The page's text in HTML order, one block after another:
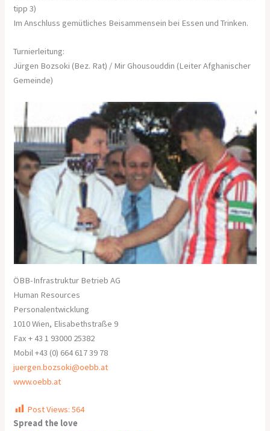
tipp 3)
Im Anschluss gemütliches Beisammensein bei Essen und Trinken.
Turnierleitung:
Jürgen Bozsoki (Bez. Rat) / Mir Ghousouddin (Leiter Afghanischer
Gemeinde)
ÖBB-Infrastruktur Betrieb AG
Human Resources
Personalentwicklung
1010 Wien, Elisabethstraße 9
Fax + 43 1 93000 25382
Mobil +43 (0) 664 617 39 78
juergen.bozsoki@oebb.at
www.oebb.at
Post Views: 564
Spread the love